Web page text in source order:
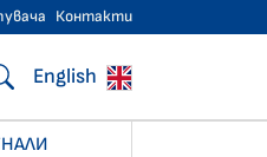
Контакти
English